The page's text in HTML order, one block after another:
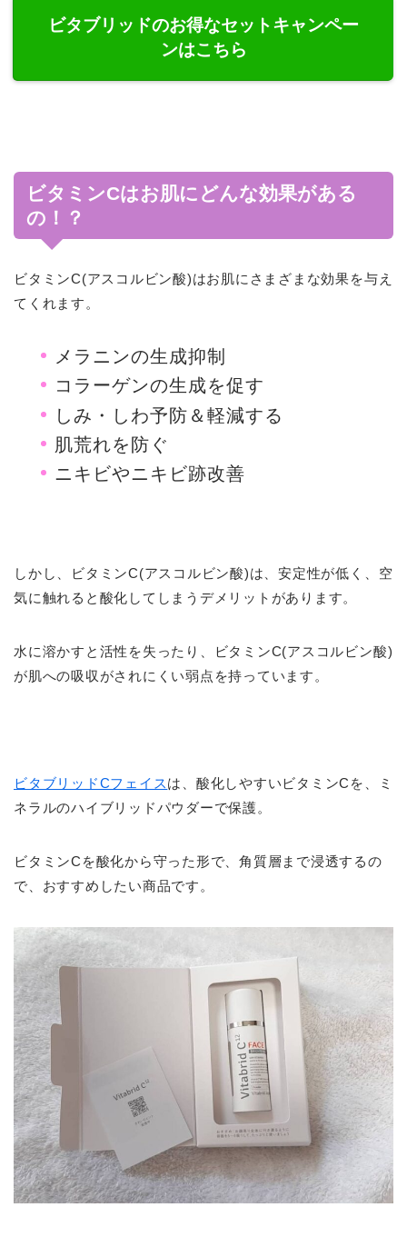
ビタブリッドのお得なセットキャンペー
ンはこちら
ビタミンCはお肌にどんな効果がある
の！？
ビタミンC(アスコルビン酸)はお肌にさまざまな効果を与え
てくれます。
メラニンの生成抑制
コラーゲンの生成を促す
しみ・しわ予防＆軽減する
肌荒れを防ぐ
ニキビやニキビ跡改善
しかし、ビタミンC(アスコルビン酸)は、安定性が低く、空
気に触れると酸化してしまうデメリットがあります。
水に溶かすと活性を失ったり、ビタミンC(アスコルビン酸)
が肌への吸収がされにくい弱点を持っています。
ビタブリッドCフェイスは、酸化しやすいビタミンCを、ミ
ネラルのハイブリッドパウダーで保護。
ビタミンCを酸化から守った形で、角質層まで浸透するの
で、おすすめしたい商品です。